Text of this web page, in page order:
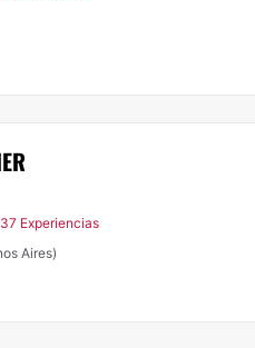
37 Experiencias
Aires)